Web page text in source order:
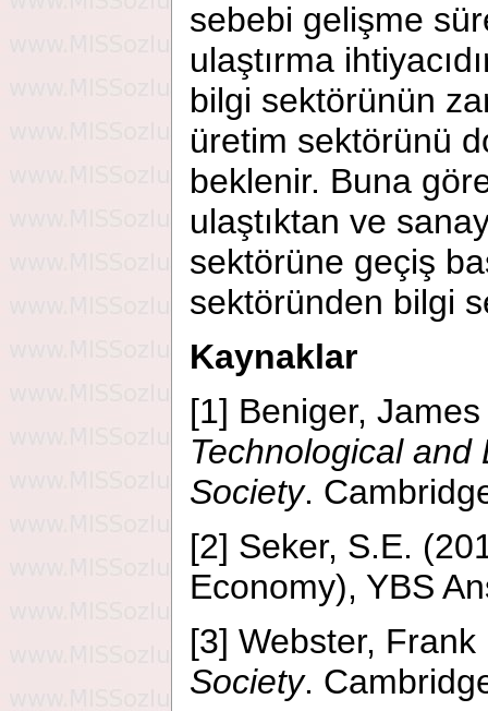
sebebi gelişme
ulaştırma
bilgi sektörünün
üretim sektörünü
beklenir. Buna
ulaştıktan ve
sektörüne geçiş
sektöründen bilgi
Kaynaklar
[1] Beniger,
Technological
Society.
[2] Seker, S.E.
Economy), YBS
[3] Webster,
Society.